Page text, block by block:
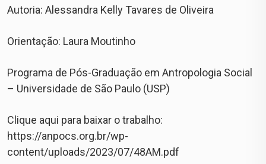
Autoria: Alessandra Kelly Tavares de Oliveira
Orientação: Laura Moutinho
Programa de Pós-Graduação em Antropologia Social
– Universidade de São Paulo (USP)
Clique aqui para baixar o trabalho:
https://anpocs.org.br/wp-
content/uploads/2023/07/48AM.pdf